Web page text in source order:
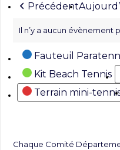
Précédent
Il n’y a aucun
Catégories
Fauteuil
Kit Beach Tennis
Terrain mini-
Chaque Comité